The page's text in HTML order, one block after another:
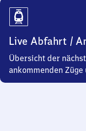
Live Abfahrt /
Übersicht der
ankommenden Züge